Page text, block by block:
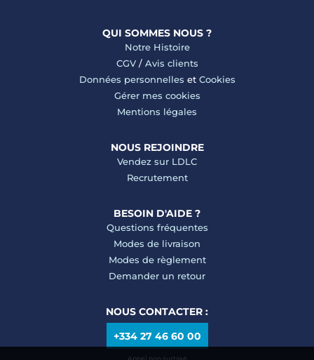
QUI SOMMES NOUS ?
Notre Histoire
CGV/ Avis clients
Données personnelles et Cookies
Gérer mes cookies
Mentions légales
NOUS REJOINDRE
Vendez sur LDLC
Recrutement
BESOIN D'AIDE ?
Questions fréquentes
Modes de livraison
Modes de règlement
Demander un retour
NOUS CONTACTER :
+334 27 46 60 00
Appel non surtaxé